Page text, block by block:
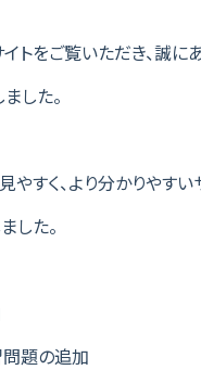
をご覧いただき、誠にあ
した。
やすく、より分かりやす
した。
問題の追加